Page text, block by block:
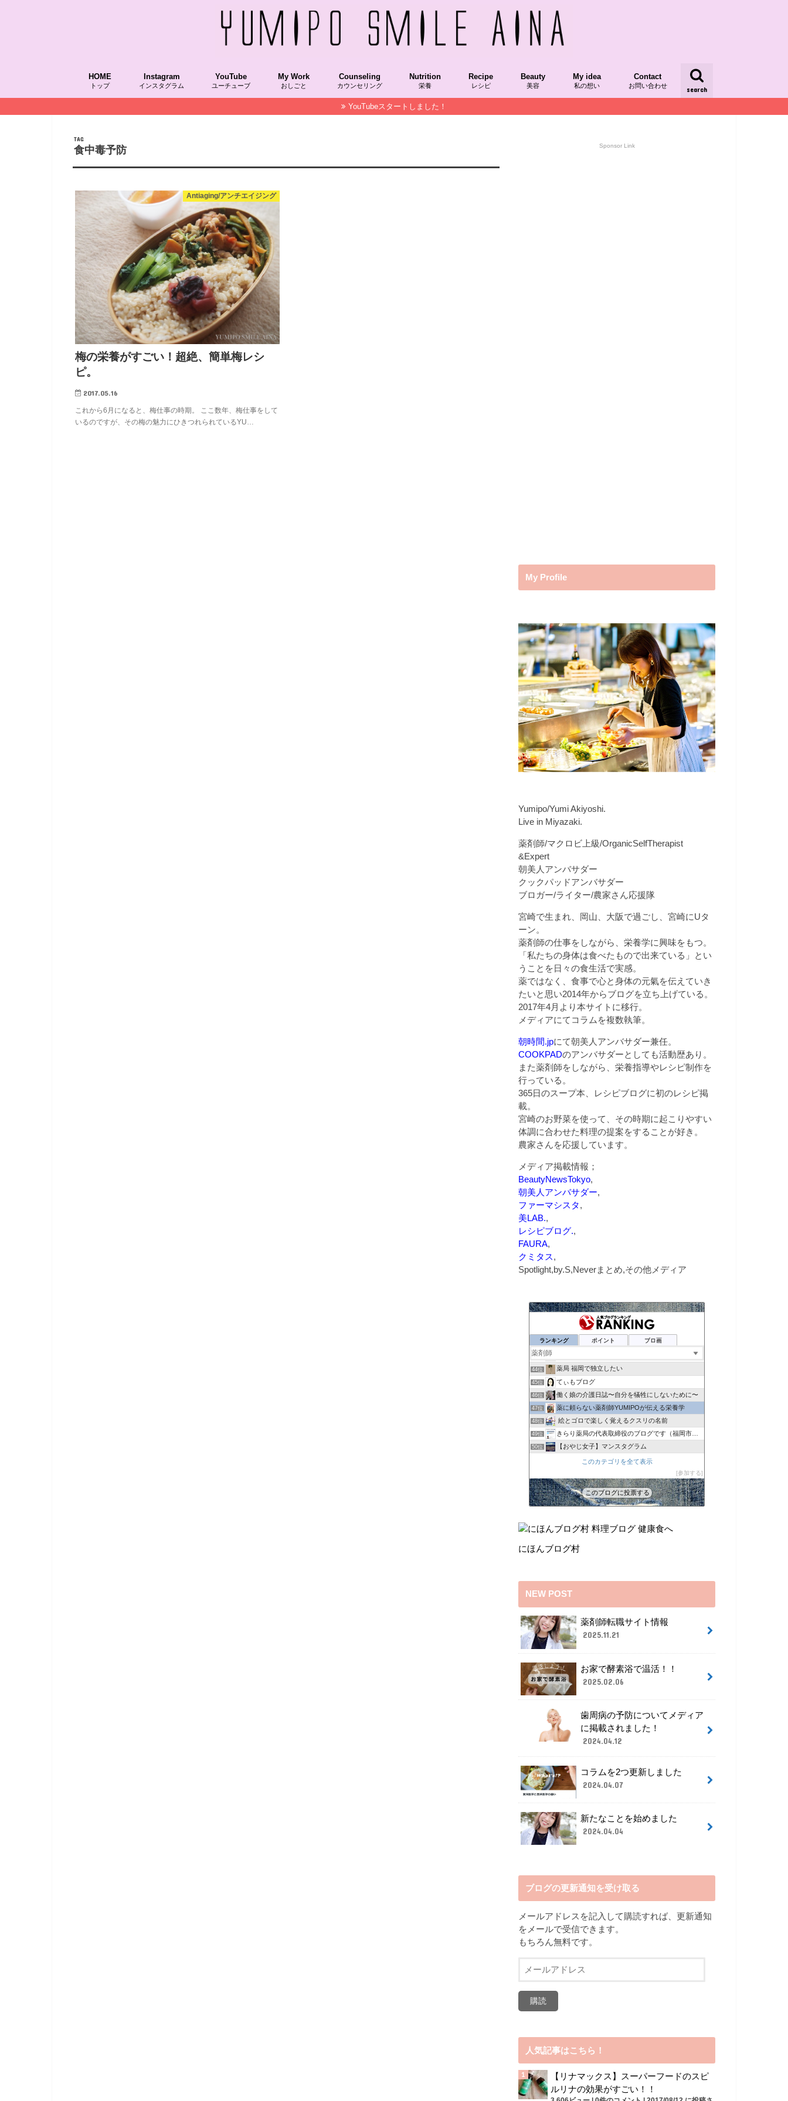
search
HOME
トップ
Instagram
インスタグラム
YouTube
ユーチューブ
My Work
おしごと
Recipekeisai/レシピ本掲載
COOKPAD/クックパッド
NablusSoap/ナーブルスソープ
OfficialColumn/メディア掲載コラム 朝時間.jp,朝美人アンバサダー
NablusSoap/ナーブルスソープ
MAQUIAチーム美セレブ記事
美LAB.
菌トレ
Counseling
カウンセリング
Nutrition
栄養
Hakkou/発酵食品
Grain/穀物
VegetableFood/植物性食品
AnimalFood/動物性食品
SuperFood/スーパーフード
Vitamin/ビタミン
Recipe
レシピ
Beauty
美容
My idea
私の想い
Contact
お問い合わせ
YouTubeスタートしました！
TAG
食中毒予防
Antiaging/アンチエイジング
梅の栄養がすごい！超絶、簡単梅レシ
ピ。
2017.05.16
これから6月になると、梅仕事の時期。 ここ数年、梅仕事をして
いるのですが、その梅の魅力にひきつれられているYU…
Sponsor Link
My Profile
Yumipo/Yumi Akiyoshi.
Live in Miyazaki.
薬剤師/マクロビ上級/OrganicSelfTherapist
&Expert
朝美人アンバサダー
クックパッドアンバサダー
ブロガー/ライター/農家さん応援隊
宮崎で生まれ、岡山、大阪で過ごし、宮崎にUタ
ーン。
薬剤師の仕事をしながら、栄養学に興味をもつ。
「私たちの身体は食べたもので出来ている」とい
うことを日々の食生活で実感。
薬ではなく、食事で心と身体の元氣を伝えていき
たいと思い2014年からブログを立ち上げている。
2017年4月より本サイトに移行。
メディアにてコラムを複数執筆。
朝時間.jpにて朝美人アンバサダー兼任。
COOKPADのアンバサダーとしても活動歴あり。
また薬剤師をしながら、栄養指導やレシピ制作を
行っている。
365日のスープ本、レシピブログに初のレシピ掲
載。
宮崎のお野菜を使って、その時期に起こりやすい
体調に合わせた料理の提案をすることが好き。
農家さんを応援しています。
メディア掲載情報；
BeautyNewsTokyo,
朝美人アンバサダー,
ファーマシスタ,
美LAB.,
レシピブログ.,
FAURA,
クミタス,
Spotlight,by.S,Neverまとめ,その他メディア
ランキング ポイント ブロ画
自由な薬剤師〜ＫＡＺＵＨＩＲＯブログ
病院薬剤師って何考えてる？
42位 ゆとりのレベル上げブログ
43位
44位 薬局 福岡で独立したい
45位 てぃもブログ
46位 働く娘の介護日誌〜自分を犠牲にしないために〜
47位 薬に頼らない薬剤師YUMIPOが伝える栄養学
48位 絵とゴロで楽しく覚えるクスリの名前
49位 きらり薬局の代表取締役のブログです（福岡市常勤パート薬
50位 【おやじ女子】マンスタグラム
薬剤師母の理系な幼児教育
53位 村瀬華【公式】（へなちょこ華ちゃん）
54位 食変改革
このカテゴリを全て表示
参加する
このブログに投票する
にほんブログ村
NEW POST
薬剤師転職サイト情報
2025.11.21
お家で酵素浴で温活！！
2025.02.06
歯周病の予防についてメディア
に掲載されました！
2024.04.12
コラムを2つ更新しました
2024.04.07
新たなことを始めました
2024.04.04
ブログの更新通知を受け取る
メールアドレスを記入して購読すれば、更新通知
をメールで受信できます。
もちろん無料です。
ル
ス
人気記事はこちら！
【リナマックス】スーパーフードのスピ
ルリナの効果がすごい！！